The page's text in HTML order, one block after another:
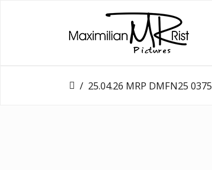
25.04.26 MRP DMFN25 0375